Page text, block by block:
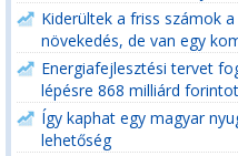
Kiderültek a friss számok
növekedés, de van egy
Energiafejlesztési tervet
lépésre 868 milliárd
Így kaphat egy magyar
lehetőség